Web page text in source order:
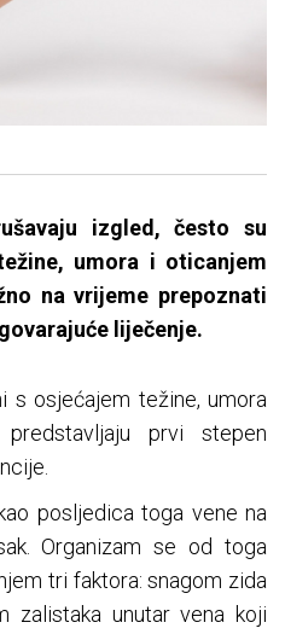
izgled, često su
umora i oticanjem
na vrijeme prepoznati
liječenje.
s osjećajem težine, umora
prvi stepen
posljedica toga vene na
Organizam se od toga
tri faktora: snagom zida
zalistaka unutar vena koji